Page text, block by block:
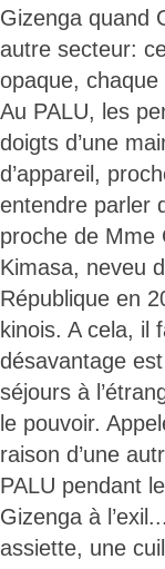
Gizenga quand
autre secteur:
opaque,
Au PALU, les
doigts d’une
d’appareil,
entendre parler
proche de Mme
Kimasa, neveu
République en
kinois. A cela, il
désavantage
séjours à
le pouvoir.
raison d’une
PALU pendant
Gizenga à
assiette, une